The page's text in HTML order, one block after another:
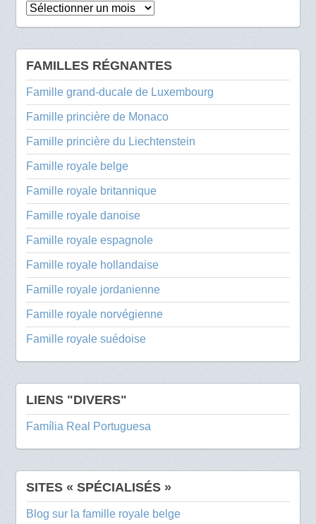
Archives
FAMILLES RÉGNANTES
Famille grand-ducale de Luxembourg
Famille princière de Monaco
Famille princière du Liechtenstein
Famille royale belge
Famille royale britannique
Famille royale danoise
Famille royale espagnole
Famille royale hollandaise
Famille royale jordanienne
Famille royale norvégienne
Famille royale suédoise
LIENS "DIVERS"
Família Real Portuguesa
SITES « SPÉCIALISÉS »
Blog sur la famille royale belge